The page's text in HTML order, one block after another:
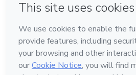
Feito com ❤ em Bogotá
Conheça a Hotmart